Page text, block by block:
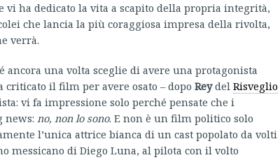
vi ha dedicato la vita a scapito della propria integrità,
che lancia la più coraggiosa impresa della rivolta,
verrà.
una volta sceglie di avere una protagonista
il film per avere osato – dopo Reydel Risveglio
vi fa impressione solo perché pensate che i
news: no, non lo sono. E non è un film politico solo
l’unica attrice bianca di un cast popolato da volti
messicano di Diego Luna, al pilota con il volto